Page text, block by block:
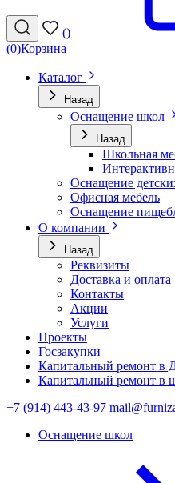
()
(0)Корзина
Каталог
Назад
Оснащение школ
Назад
Школьная
Оснащение
Офисная мебель
Оснащение
О компании
Назад
Реквизиты
Доставка и оплата
Контакты
Акции
Услуги
Проекты
Госзакупки
Капитальный ремонт в
Капитальный ремонт в
+7 (914) 443-43-97
Оснащение школ